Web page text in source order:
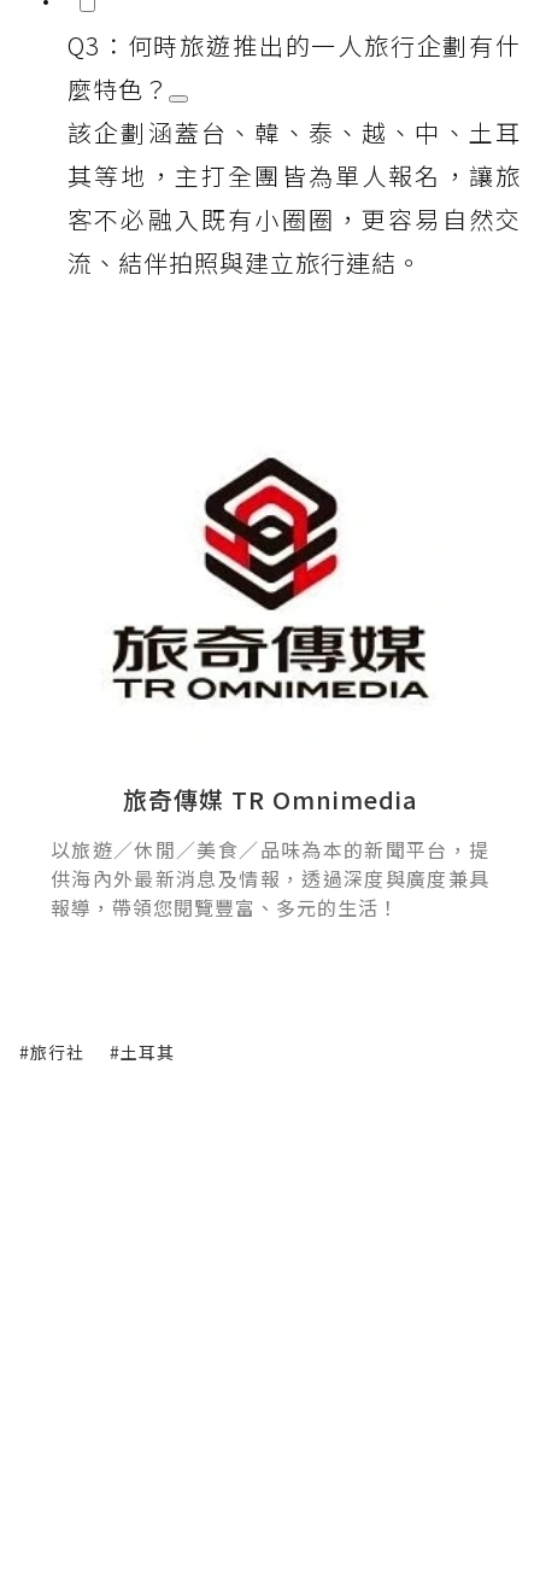
Q3：何時旅遊推出的一人旅行企劃有什
麼特色？
該企劃涵蓋台、韓、泰、越、中、土耳
其等地，主打全團皆為單人報名，讓旅
客不必融入既有小圈圈，更容易自然交
流、結伴拍照與建立旅行連結。
旅奇傳媒 TR Omnimedia
以旅遊／休閒／美食／品味為本的新聞平台，提
供海內外最新消息及情報，透過深度與廣度兼具
報導，帶領您閱覽豐富、多元的生活！
#旅行社 #土耳其